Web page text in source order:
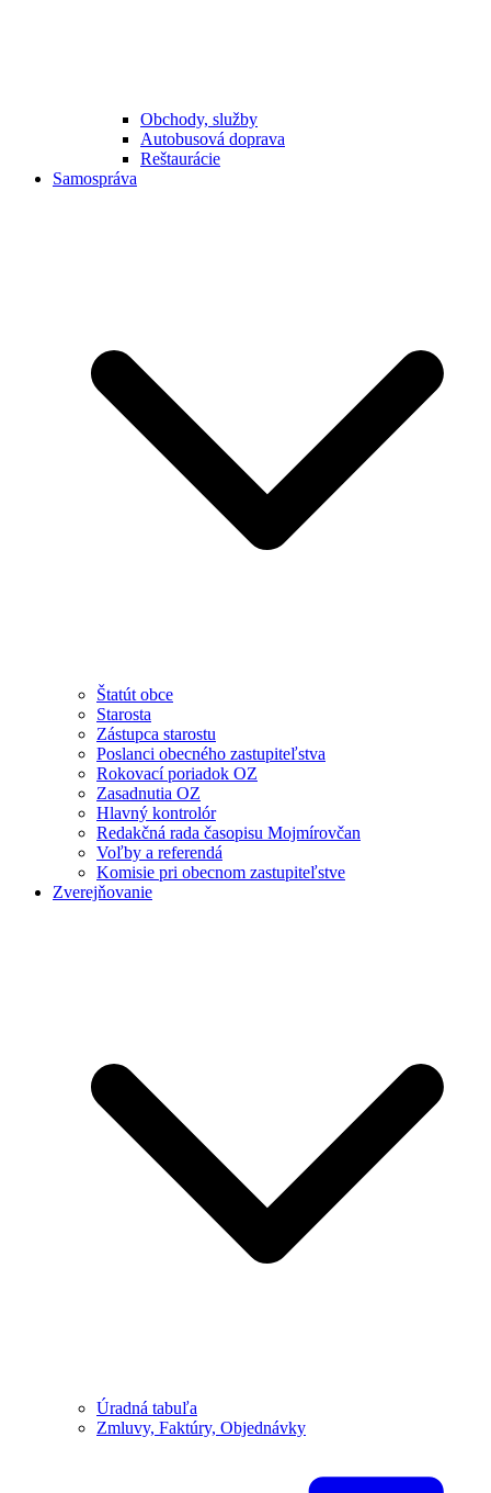
Obchody, služby
Autobusová doprava
Reštaurácie
Samospráva
Štatút obce
Starosta
Zástupca starostu
Poslanci obecného zastupiteľstva
Rokovací poriadok OZ
Zasadnutia OZ
Hlavný kontrolór
Redakčná rada časopisu Mojmírovčan
Voľby a referendá
Komisie pri obecnom zastupiteľstve
Zverejňovanie
Úradná tabuľa
Zmluvy, Faktúry, Objednávky